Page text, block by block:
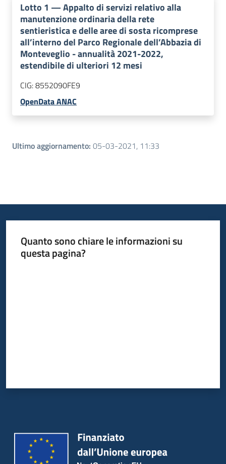
Lotto 1 —Appalto di servizi relativo alla
manutenzione ordinaria della rete
sentieristica e delle aree di sosta ricomprese
all’interno del Parco Regionale dell’Abbazia di
Monteveglio - annualità 2021-2022,
estendibile di ulteriori 12 mesi
CIG:8552090FE9
OpenData ANAC
Ultimo aggiornamento: 05-03-2021, 11:33
Quanto sono chiare le informazioni su
questa pagina?